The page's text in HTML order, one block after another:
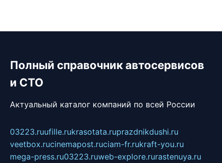
Полный справочник автосервисов
и СТО
Актуальный каталог компаний по всей России
03223.ruufille.rukrasotata.ruprazdnikdushi.ru
veetbox.rucinemapost.ruciam-fr.rukraft-you.ru
mega-press.ru03223.ruweb-explore.rurastenuya.ru